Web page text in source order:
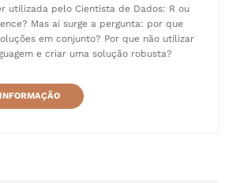
utilizada pelo Cientista de Dados: R ou
Mas aí surge a pergunta: por que
em conjunto? Por que não utilizar
e criar uma solução robusta?